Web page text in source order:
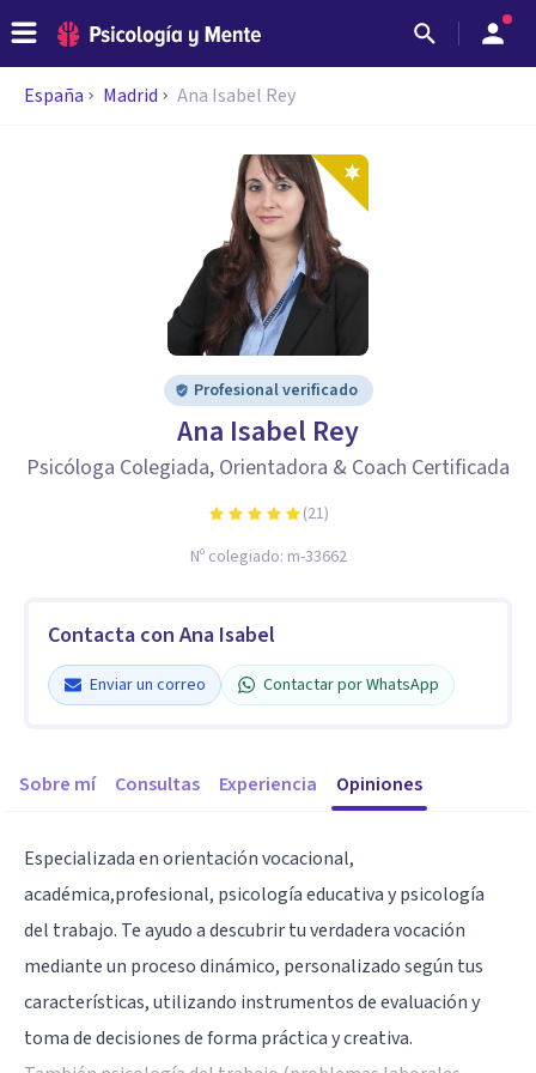
España Madrid Ana Isabel Rey
Profesional verificado
Ana Isabel Rey
Psicóloga Colegiada, Orientadora & Coach Certificada
(21)
Nº colegiado: m-33662
Contacta con Ana Isabel
Enviar un correo Contactar por WhatsApp
Sobre mí Consultas Experiencia Opiniones
Especializada en orientación vocacional,
académica,profesional, psicología educativa y psicología
del trabajo. Te ayudo a descubrir tu verdadera vocación
mediante un proceso dinámico, personalizado según tus
características, utilizando instrumentos de evaluación y
toma de decisiones de forma práctica y creativa.